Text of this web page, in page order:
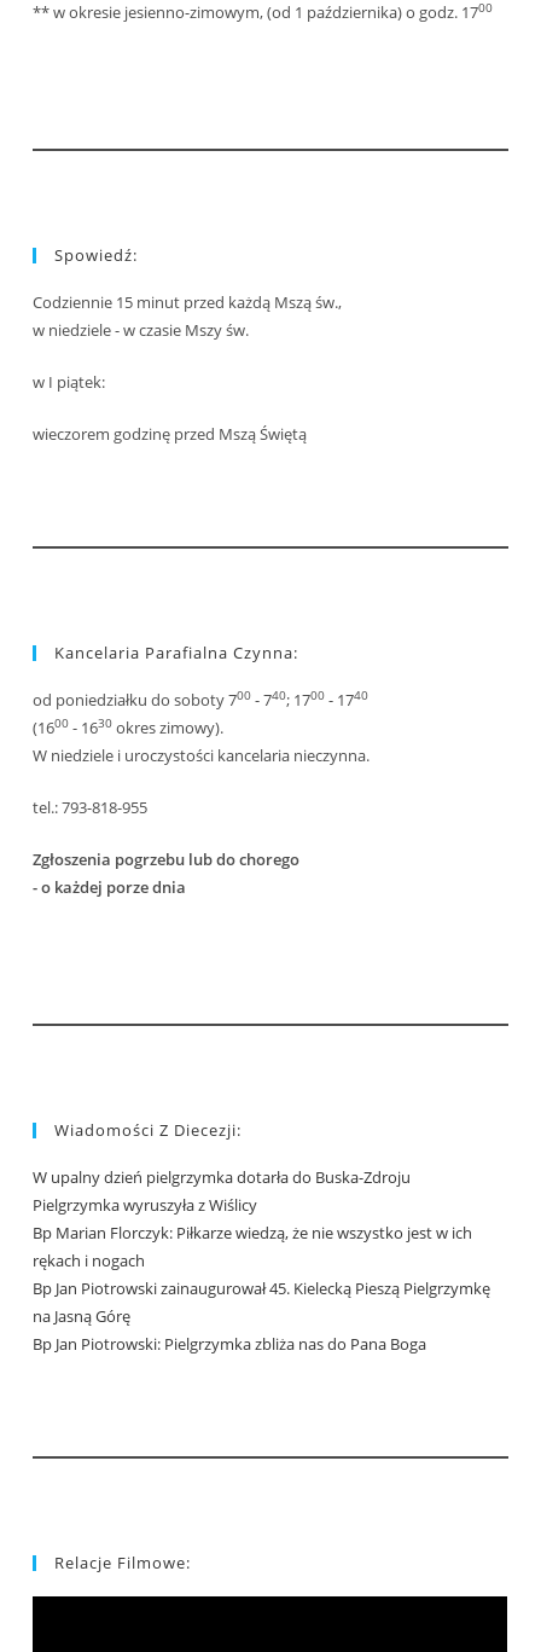
** w okresie jesienno-zimowym, (od 1 października) o godz. 1700
Spowiedź:
Codziennie 15 minut przed każdą Mszą św.,
w niedziele - w czasie Mszy św.
w I piątek:
wieczorem godzinę przed Mszą Świętą
Kancelaria Parafialna Czynna:
od poniedziałku do soboty 700 - 740; 1700 - 1740
(1600 - 1630 okres zimowy).
W niedziele i uroczystości kancelaria nieczynna.
tel.: 793-818-955
Zgłoszenia pogrzebu lub do chorego
- o każdej porze dnia
Wiadomości Z Diecezji:
W upalny dzień pielgrzymka dotarła do Buska-Zdroju
Pielgrzymka wyruszyła z Wiślicy
Bp Marian Florczyk: Piłkarze wiedzą, że nie wszystko jest w ich
rękach i nogach
Bp Jan Piotrowski zainaugurował 45. Kielecką Pieszą Pielgrzymkę
na Jasną Górę
Bp Jan Piotrowski: Pielgrzymka zbliża nas do Pana Boga
Relacje Filmowe: